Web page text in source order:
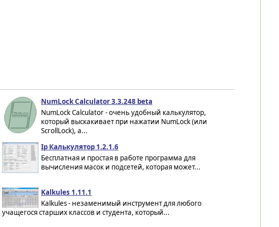
NumLock Calculator 3.3.248 beta
NumLock Calculator - очень удобный калькулятор,
который выскакивает при нажатии NumLock (или
ScrollLock), а...
Ip Калькулятор 1.2.1.6
Бесплатная и простая в работе программа для
вычисления масок и подсетей, которая может...
Kalkules 1.11.1
Kalkules - незаменимый инструмент для любого
учащегося старших классов и студента, который...